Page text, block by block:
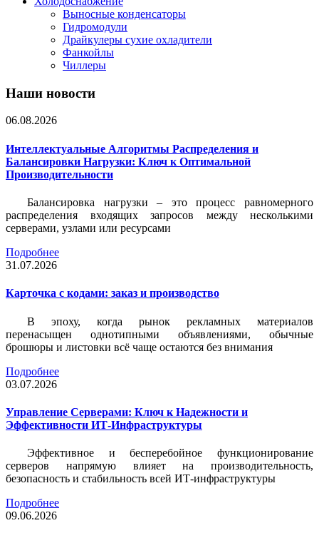
Выносные конденсаторы
Гидромодули
Драйкулеры сухие охладители
Фанкойлы
Чиллеры
Наши новости
06.08.2026
Интеллектуальные Алгоритмы Распределения и
Балансировки Нагрузки: Ключ к Оптимальной
Производительности
Балансировка нагрузки – это процесс равномерного
распределения входящих запросов между несколькими
серверами, узлами или ресурсами
Подробнее
31.07.2026
Карточка c кодами: заказ и производство
В эпоху, когда рынок рекламных материалов
перенасыщен однотипными объявлениями, обычные
брошюры и листовки всё чаще остаются без внимания
Подробнее
03.07.2026
Управление Серверами: Ключ к Надежности и
Эффективности ИТ-Инфраструктуры
Эффективное и бесперебойное функционирование
серверов напрямую влияет на производительность,
безопасность и стабильность всей ИТ-инфраструктуры
Подробнее
09.06.2026